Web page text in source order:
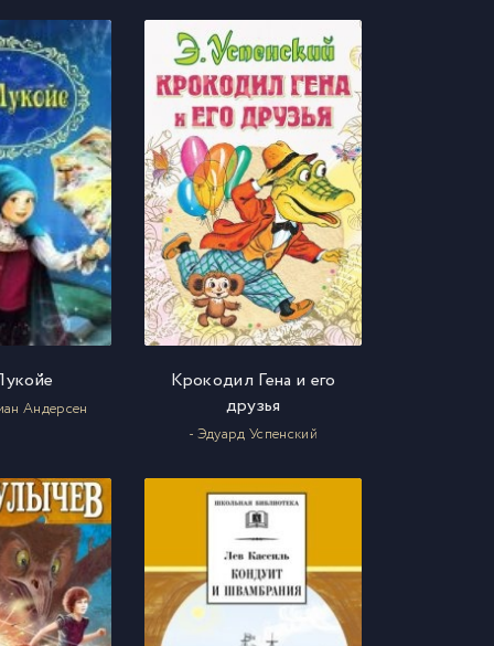
Андерсен
Крокодил Гена и его
друзья
- Эдуард Успенский